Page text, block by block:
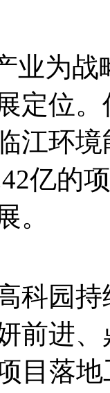
为战
定位
江环
亿的
。
园持
前进
目落